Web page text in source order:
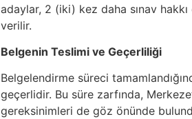
adaylar, 2 (iki) kez daha sınav
verilir.
Belgenin Teslimi ve Geçerliliği
Belgelendirme süreci
geçerlidir. Bu süre zarfında,
gereksinimleri de göz önünde